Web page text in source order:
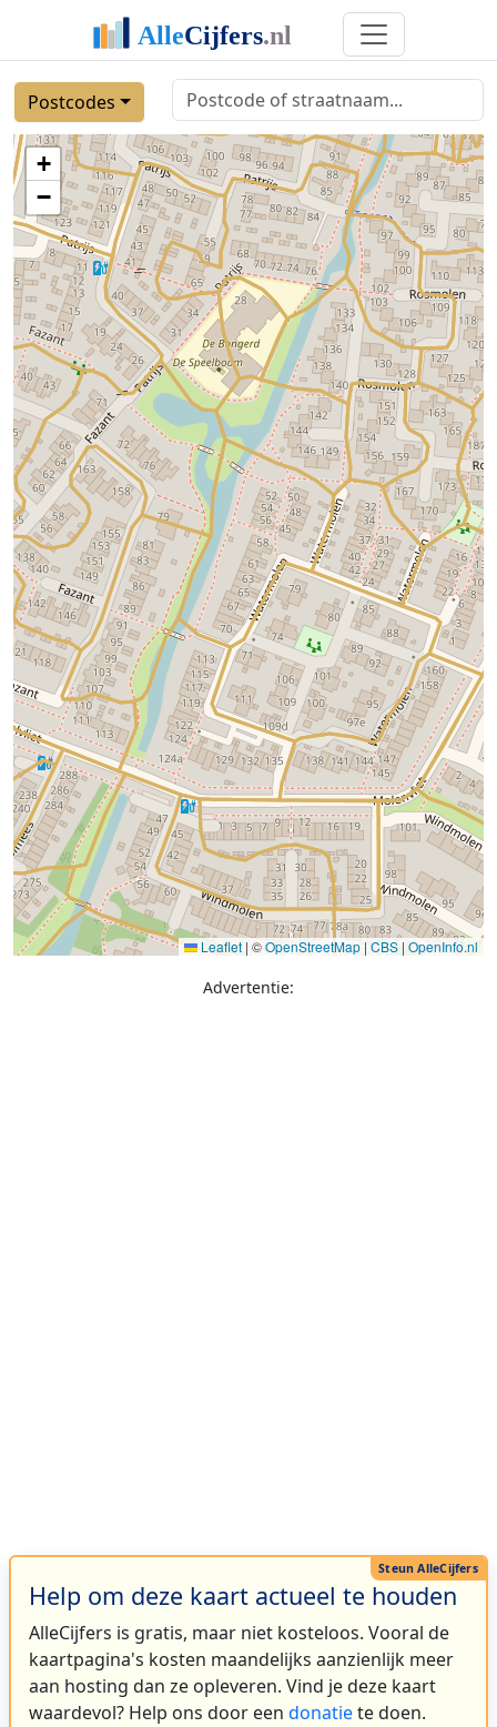
Postcodes
+
−
Leaflet | ©OpenStreetMap | CBS | OpenInfo.nl
Advertentie:
Help om deze kaart actueel te houden
AlleCijfers is gratis, maar niet kosteloos. Vooral de
kaartpagina's kosten maandelijks aanzienlijk meer
aan hosting dan ze opleveren. Vind je deze kaart
waardevol? Help ons door een donatiete doen.